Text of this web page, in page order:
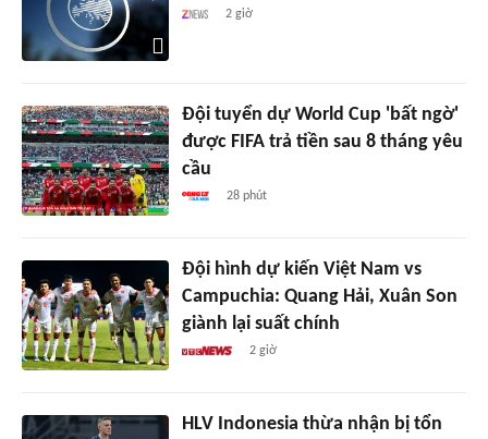
2 giờ
Đội tuyển dự World Cup 'bất ngờ'
được FIFA trả tiền sau 8 tháng yêu
cầu
28 phút
Đội hình dự kiến Việt Nam vs
Campuchia: Quang Hải, Xuân Son
giành lại suất chính
2 giờ
HLV Indonesia thừa nhận bị tổn